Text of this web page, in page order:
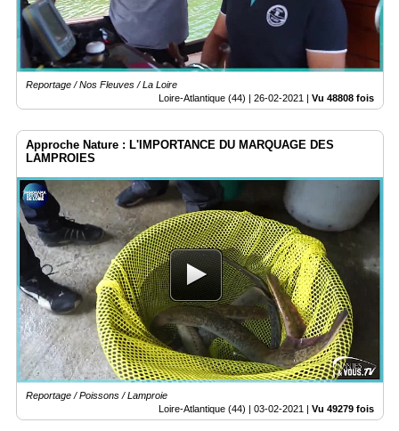
Reportage / Nos Fleuves / La Loire
Loire-Atlantique (44) | 26-02-2021 | Vu 48808 fois
Approche Nature : L'IMPORTANCE DU MARQUAGE DES
LAMPROIES
Reportage / Poissons / Lamproie
Loire-Atlantique (44) | 03-02-2021 Vu 49279 fois